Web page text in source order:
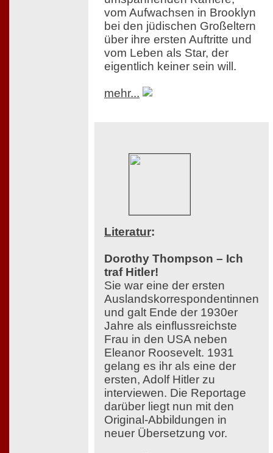
vom Aufwachsen in Brooklyn
bei den jüdischen Großeltern
über ihre ersten Auftritte und
vom Leben als Star, der
eigentlich keiner sein will.
mehr...
Literatur:
Dorothy Thompson – Ich
traf Hitler!
Sie war eine der ersten
Auslandskorrespondentinnen
und galt Ende der 1930er
Jahre als einflussreichste
Frau in den USA neben
Eleanor Roosevelt. 1931
gelang es ihr als eine der
ersten, Adolf Hitler zu
interviewen. Die Reportage
darüber liegt nun mit den
Original-Abbildungen in
neuer Übersetzung vor.